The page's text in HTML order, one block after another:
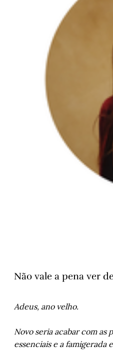
Não vale a pena ver
Adeus, ano velho.
Novo seria acabar com as
essenciais e a famigerada